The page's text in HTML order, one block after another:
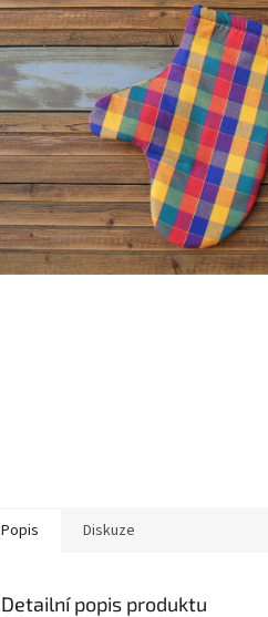
Popis Diskuze
Detailní popis produktu